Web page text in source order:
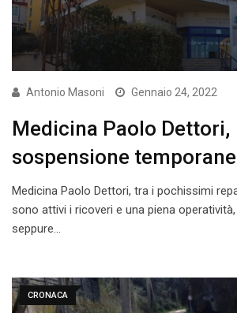
Antonio Masoni Gennaio 24, 2022
Medicina Paolo Dettori,
sospensione
Medicina Paolo Dettori, tra i pochissimi
sono attivi i ricoveri e una piena
seppure…
CRONACA